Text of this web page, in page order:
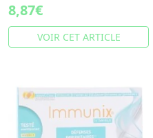
8,87€
VOIR CET ARTICLE